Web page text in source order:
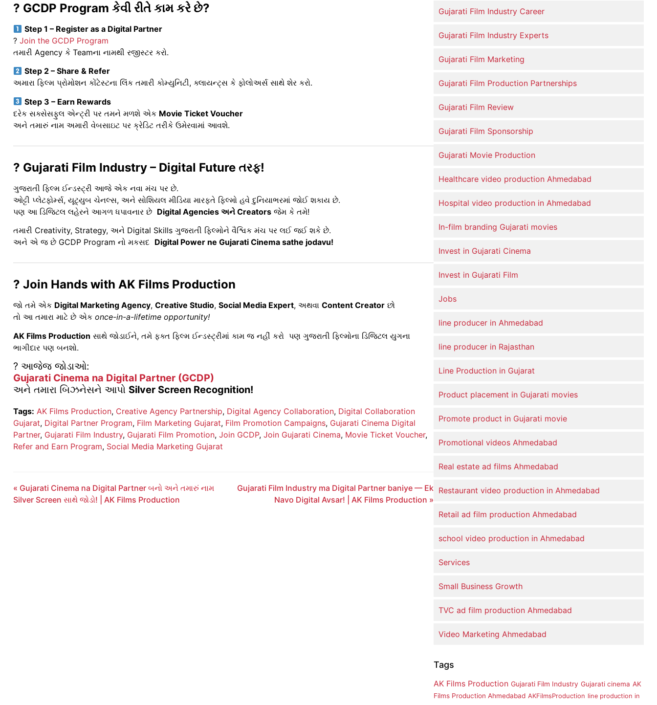
? GCDP Program કેવી રીતે કામ કરે છે?
Step 1 – Register as a Digital Partner
? Join the GCDP Program
તમારી Agency કે Teamના નામથી રજીસ્ટર કરો.
Step 2 – Share & Refer
અમારા ફિલ્મ પ્રોમોશન કોંટેસ્ટના લિંક તમારી કોમ્યુનિટી, ક્લાયન્ટ્સ કે ફોલોઅર્સ સાથે શેર કરો.
Step 3 – Earn Rewards
દરેક સક્સેસફુલ એન્ટ્રી પર તમને મળશે એક Movie Ticket Voucher
અને તમારું નામ અમારી વેબસાઇટ પર ક્રેડિટ તરીકે ઉમેરવામાં આવશે.
? Gujarati Film Industry – Digital Future તરફ!
ગુજરાતી ફિલ્મ ઈન્ડસ્ટ્રી આજે એક નવા મંચ પર છે.
ઓટ્ટી પ્લેટફોર્મ્સ, યૂટ્યુબ ચેનલ્સ, અને સોશિયલ મીડિયા મારફતે ફિલ્મો હવે દુનિયાભરમાં જોઈ શકાય છે.
પણ આ ડિજિટલ લહેરને આગળ ધપાવનાર છે Digital Agencies અને Creators જેમ કે તમે!
તમારી Creativity, Strategy, અને Digital Skills ગુજરાતી ફિલ્મોને વૈશ્વિક મંચ પર લઈ જઈ શકે છે.
અને એ જ છે GCDP Program નો મકસદ Digital Power ne Gujarati Cinema sathe jodavu!
? Join Hands with AK Films Production
જો તમે એક Digital Marketing Agency, Creative Studio, Social Media Expert, અથવા Content Creator છો
તો આ તમારા માટે છે એક once-in-a-lifetime opportunity!
AK Films Production સાથે જોડાઈને, તમે ફક્ત ફિલ્મ ઈન્ડસ્ટ્રીમાં કામ જ નહીં કરો પણ ગુજરાતી ફિલ્મોના ડિજિટલ યુગના
ભાગીદાર પણ બનશો.
? આજેજ જોડાઓ:
Gujarati Cinema na Digital Partner (GCDP)
અને તમારા બિઝનેસને આપો Silver Screen Recognition!
Tags: AK Films Production, Creative Agency Partnership, Digital Agency Collaboration, Digital Collaboration
Gujarat, Digital Partner Program, Film Marketing Gujarat, Film Promotion Campaigns, Gujarati Cinema Digital
Partner, Gujarati Film Industry, Gujarati Film Promotion, Join GCDP, Join Gujarati Cinema, Movie Ticket Voucher,
Refer and Earn Program, Social Media Marketing Gujarat
« Gujarati Cinema na Digital Partner બનો અને તમારું નામ
Silver Screen સાથે જોડો! | AK Films Production
Gujarati Film Industry ma Digital Partner baniye — Ek
Navo Digital Avsar! | AK Films Production »
Gujarati Film Industry Career
Gujarati Film Industry Experts
Gujarati Film Marketing
Gujarati Film Production Partnerships
Gujarati Film Review
Gujarati Film Sponsorship
Gujarati Movie Production
Healthcare video production Ahmedabad
Hospital video production in Ahmedabad
In-film branding Gujarati movies
Invest in Gujarati Cinema
Invest in Gujarati Film
Jobs
line producer in Ahmedabad
line producer in Rajasthan
Line Production in Gujarat
Product placement in Gujarati movies
Promote product in Gujarati movie
Promotional videos Ahmedabad
Real estate ad films Ahmedabad
Restaurant video production in Ahmedabad
Retail ad film production Ahmedabad
school video production in Ahmedabad
Services
Small Business Growth
TVC ad film production Ahmedabad
Video Marketing Ahmedabad
Tags
AK Films Production Gujarati Film Industry Gujarati cinema AK
Films Production Ahmedabad AKFilmsProduction line production in